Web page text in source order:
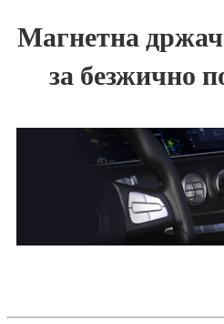
Магнетна
за безжично